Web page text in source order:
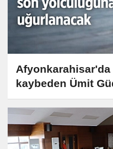
Afyonkarahisar'da
kaybeden Ümit
yolculuğuna